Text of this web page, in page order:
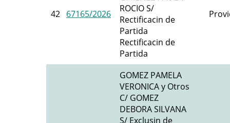
42 67165/2026
ROCIO S/
Rectificacin de
Partida
Rectificacin de
Partida
GOMEZ PAMELA
VERONICA y Otros
C/ GOMEZ
DEBORA SILVANA
S/ Exclusin de